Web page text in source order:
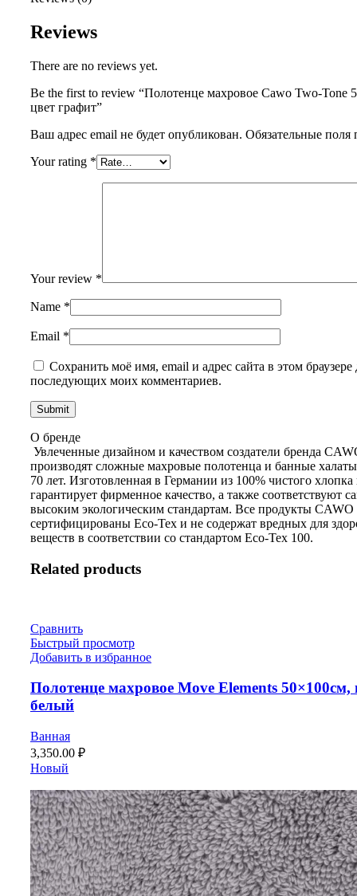
Reviews
There are no reviews yet.
Be the first to review “Полотенце махровое Cawo Two-Tone
цвет графит”
Ваш адрес email не будет опубликован. Обязательные
Your rating *
Your review *
Name *
Email *
Сохранить моё имя, email и адрес сайта в этом браузере
последующих моих комментариев.
О бренде
Увлеченные дизайном и качеством создатели бренда
производят сложные махровые полотенца и банные
70 лет. Изготовленная в Германии из 100% чистого
гарантирует фирменное качество, а также соответствуют
высоким экологическим стандартам. Все продукты CAWO
сертифицированы Eco-Tex и не содержат вредных для
веществ в соответствии со стандартом Eco-Tex 100.
Related products
Сравнить
Быстрый просмотр
Добавить в избранное
Полотенце махровое Move Elements 50×100см,
белый
Ванная
3,350.00 ₽
Новый